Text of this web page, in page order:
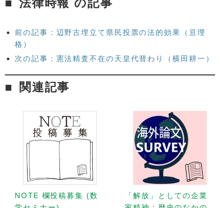
前の記事：辺野古埋立て県民投票の法的効果（亘理
格）
次の記事：憲法精査不在の天皇代替わり（横田耕一）
関連記事
NOTE 欄投稿募集 (数
「解放」としての企業